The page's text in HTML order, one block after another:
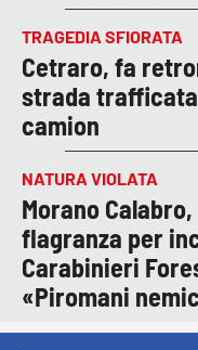
TRAGEDIA SFIORATA
Cetraro, fa
strada
camion
NATURA VIOLATA
Morano
flagranza per
Carabinieri
«Piromani